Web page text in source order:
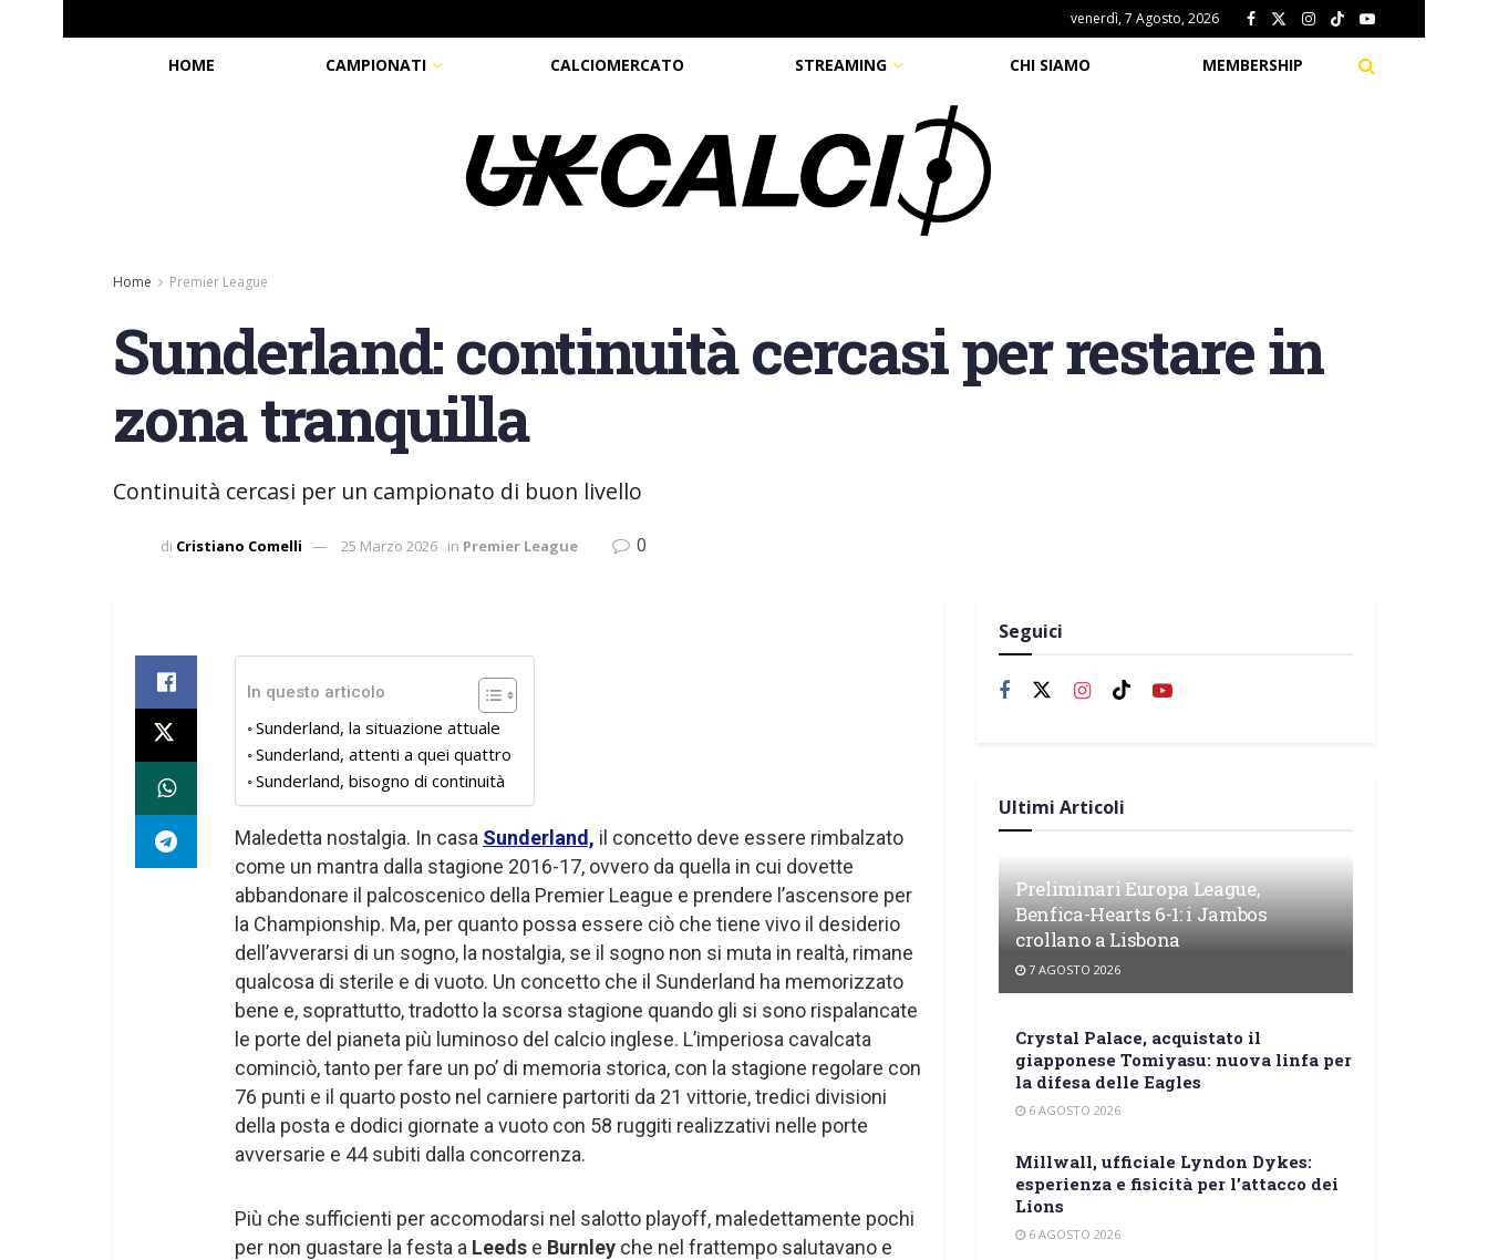
venerdì, 7 Agosto, 2026
HOME CAMPIONATI CALCIOMERCATO STREAMING CHI SIAMO MEMBERSHIP
Home Premier League
Sunderland: continuità cercasi per restare in
zona tranquilla
Continuità cercasi per un campionato di buon livello
di Cristiano Comelli 25 Marzo 2026 in Premier League 0
In questo articolo
Sunderland, la situazione attuale
Sunderland, attenti a quei quattro
Sunderland, bisogno di continuità
Maledetta nostalgia. In casa Sunderland, il concetto deve essere rimbalzato
come un mantra dalla stagione 2016-17, ovvero da quella in cui dovette
abbandonare il palcoscenico della Premier League e prendere l’ascensore per
la Championship. Ma, per quanto possa essere ciò che tiene vivo il desiderio
dell’avverarsi di un sogno, la nostalgia, se il sogno non si muta in realtà, rimane
qualcosa di sterile e di vuoto. Un concetto che il Sunderland ha memorizzato
bene e, soprattutto, tradotto la scorsa stagione quando gli si sono rispalancate
le porte del pianeta più luminoso del calcio inglese. L’imperiosa cavalcata
cominciò, tanto per fare un po’ di memoria storica, con la stagione regolare con
76 punti e il quarto posto nel carniere partoriti da 21 vittorie, tredici divisioni
della posta e dodici giornate a vuoto con 58 ruggiti realizzativi nelle porte
avversarie e 44 subiti dalla concorrenza.
Più che sufficienti per accomodarsi nel salotto playoff, maledettamente pochi
per non guastare la festa a Leeds e Burnley che nel frattempo salutavano e
Seguici
Ultimi Articoli
Preliminari Europa League,
Benfica-Hearts 6-1: i Jambos
crollano a Lisbona
7 AGOSTO 2026
Crystal Palace, acquistato il
giapponese Tomiyasu: nuova linfa per
la difesa delle Eagles
6 AGOSTO 2026
Millwall, ufficiale Lyndon Dykes:
esperienza e fisicità per l’attacco dei
Lions
6 AGOSTO 2026